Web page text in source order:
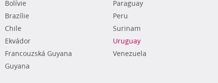
Bolívie
Brazílie
Chile
Ekvádor
Francouzská Guyana
Guyana
Paraguay
Peru
Surinam
Uruguay
Venezuela